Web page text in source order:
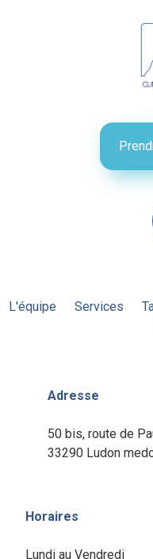
L'équipe Services
Adresse
50 bis, route de
33290 Ludon
Horaires
Lundi au Vendredi